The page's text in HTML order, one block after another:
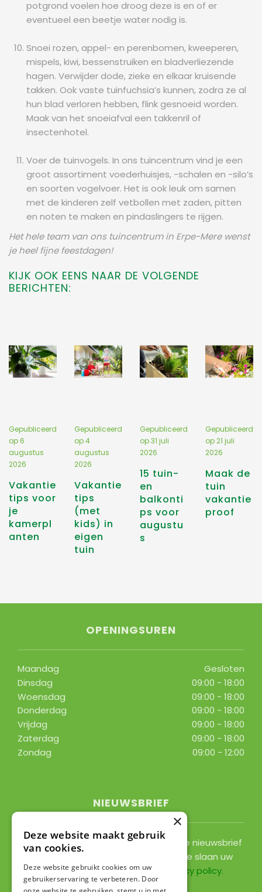
potgrond voelen hoe droog deze is en of er
eventueel een beetje water nodig is.
Snoei rozen, appel- en perenbomen, kweeperen,
mispels, kiwi, bessenstruiken en bladverliezende
hagen. Verwijder dode, zieke en elkaar kruisende
takken. Ook vaste tuinfuchsia’s kunnen, zodra ze al
hun blad verloren hebben, flink gesnoeid worden.
Maak van het snoeiafval een takkenril of
insectenhotel.
Voer de tuinvogels. In ons tuincentrum vind je een
groot assortiment voederhuisjes, -schalen en -silo’s
en soorten vogelvoer. Het is ook leuk om samen
met de kinderen zelf vetbollen met zaden, pitten
en noten te maken en pindaslingers te rijgen.
Het hele team van ons tuincentrum in Erpe-Mere wenst
je heel fijne feestdagen!
KIJK OOK EENS NAAR DE VOLGENDE
BERICHTEN:
Vakantie
tips voor
je
kamerpl
anten
Gepubliceerd
op6
augustus
2026
Vakantie
tips
(met
kids) in
eigen
tuin
Gepubliceerd
op4
augustus
2026
15 tuin-
en
balkonti
ps voor
augustu
s
Gepubliceerd
op31 juli
2026
Maak de
tuin
vakantie
proof
Gepubliceerd
op21 juli
2026
OPENINGSUREN
Maandag
Gesloten
Dinsdag
09:00 - 18:00
Woensdag
09:00 - 18:00
Donderdag
09:00 - 18:00
Vrijdag
09:00 - 18:00
Zaterdag
09:00 - 18:00
Zondag
09:00 - 12:00
NIEUWSBRIEF
Ontvang ongeveer 1x per 2 weken onze nieuwsbrief
met acties, nieuws & activiteiten! We slaan uw
gegevens op conform onze
privacy policy.
×
Deze website maakt gebruik
van cookies.
Deze website gebruikt cookies om uw
gebruikerservaring te verbeteren. Door